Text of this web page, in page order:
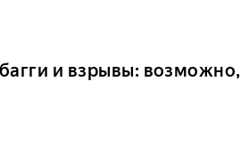
и взрывы: возможно,